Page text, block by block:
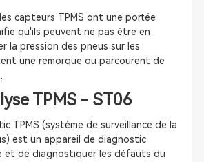
capteurs TPMS ont une portée
qu'ils peuvent ne pas être en
la pression des pneus sur les
une remorque ou parcourent de
TPMS - ST06
TPMS (système de surveillance de la
est un appareil de diagnostic
et de diagnostiquer les défauts du